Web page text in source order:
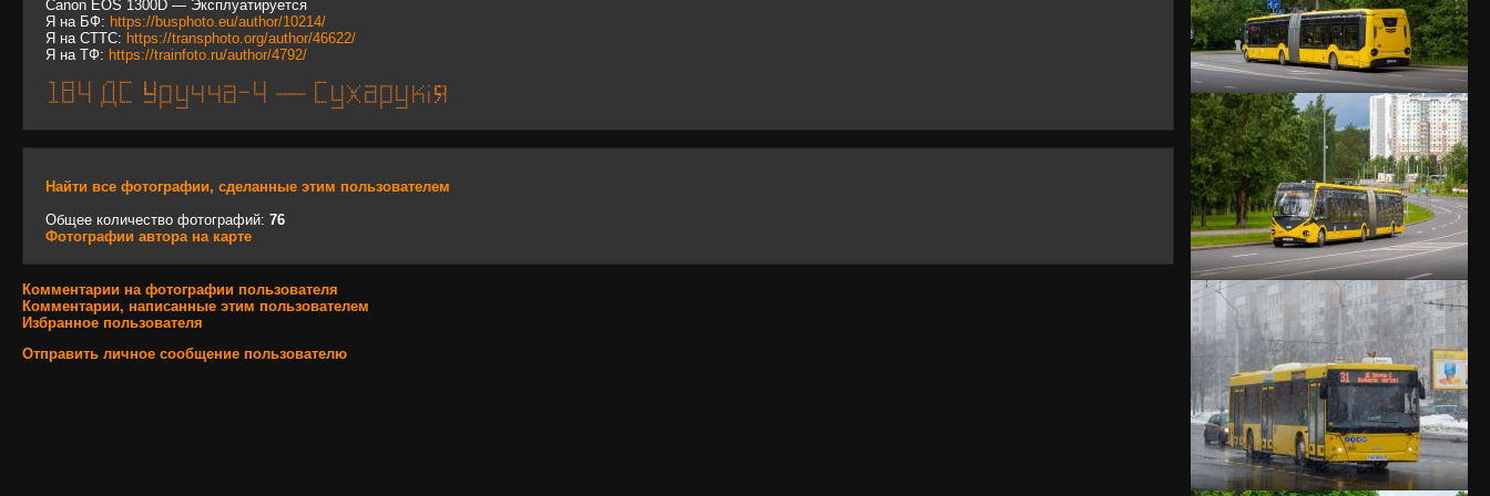
Canon EOS 1300D — Эксплуатируется
Я на БФ: https://busphoto.eu/author/10214/
Я на СТТС: https://transphoto.org/author/46622/
Я на ТФ: https://trainfoto.ru/author/4792/
Найти все фотографии, сделанные этим пользователем
Общее количество фотографий: 76
Фотографии автора на карте
Комментарии на фотографии пользователя
Комментарии, написанные этим пользователем
Избранное пользователя
Отправить личное сообщение пользователю